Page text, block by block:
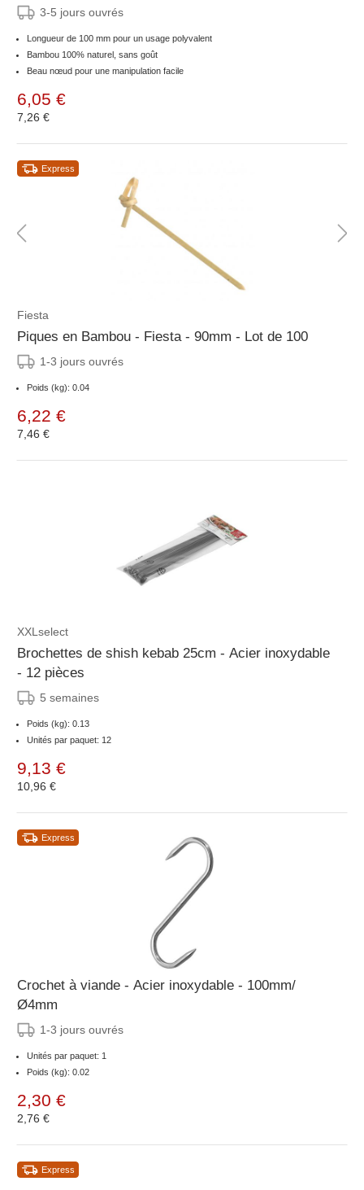
3-5 jours ouvrés
Longueur de 100 mm pour un usage polyvalent
Bambou 100% naturel, sans goût
Beau nœud pour une manipulation facile
6,05 €
7,26 €
Express
Fiesta
Piques en Bambou - Fiesta - 90mm - Lot de 100
1-3 jours ouvrés
Poids (kg): 0.04
6,22 €
7,46 €
XXLselect
Brochettes de shish kebab 25cm - Acier inoxydable
- 12 pièces
5 semaines
Poids (kg): 0.13
Unités par paquet: 12
9,13 €
10,96 €
Express
Crochet à viande - Acier inoxydable - 100mm/
Ø4mm
1-3 jours ouvrés
Unités par paquet: 1
Poids (kg): 0.02
2,30 €
2,76 €
Express